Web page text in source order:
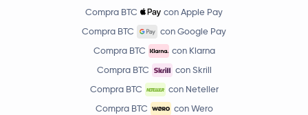
Compra BTC
con Apple Pay
Compra BTC
con Google Pay
Compra BTC
con Klarna
Compra BTC
con Skrill
Compra BTC
con Neteller
Compra BTC
con Wero